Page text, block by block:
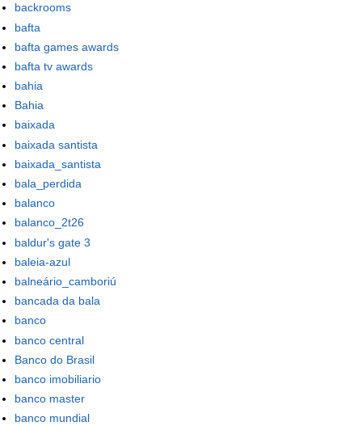
backrooms
bafta
bafta games awards
bafta tv awards
bahia
Bahia
baixada
baixada santista
baixada_santista
bala_perdida
balanco
balanco_2t26
baldur's gate 3
baleia-azul
balneário_camboriú
bancada da bala
banco
banco central
Banco do Brasil
banco imobiliario
banco master
banco mundial